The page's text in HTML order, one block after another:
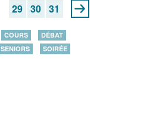
29 30 31
COURS
DÉBAT
SENIORS
SOIRÉE